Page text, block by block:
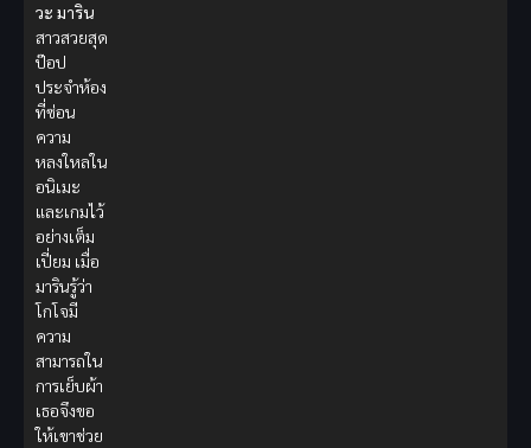
วะ มาริน
สาวสวยสุด
ป๊อป
ประจำห้อง
ที่ซ่อน
ความ
หลงใหลใน
อนิเมะ
และเกมไว้
อย่างเต็ม
เปี่ยม เมื่อ
มารินรู้ว่า
โกโจมี
ความ
สามารถใน
การเย็บผ้า
เธอจึงขอ
ให้เขาช่วย